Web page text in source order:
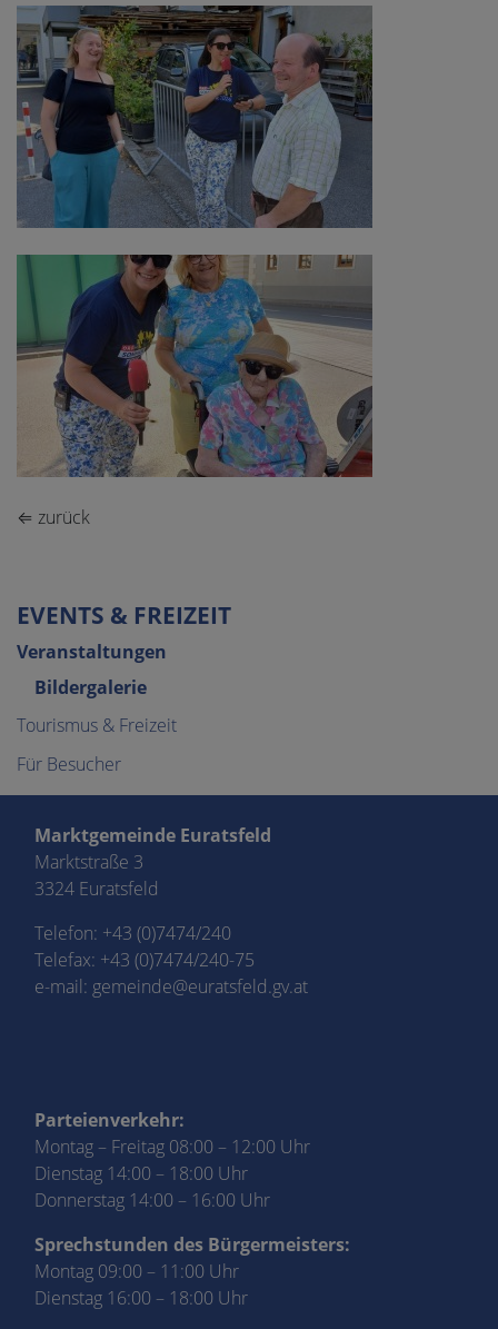
EVENTS & FREIZEIT
Veranstaltungen
Bildergalerie
Tourismus & Freizeit
Für Besucher
⇐ zurück
Marktgemeinde Euratsfeld
Marktstraße 3
3324 Euratsfeld
Telefon: +43 (0)7474/240
Telefax: +43 (0)7474/240-75
e-mail: gemeinde@euratsfeld.gv.at
Parteienverkehr:
Montag – Freitag 08:00 – 12:00 Uhr
Dienstag 14:00 – 18:00 Uhr
Donnerstag 14:00 – 16:00 Uhr
Sprechstunden des Bürgermeisters:
Montag 09:00 – 11:00 Uhr
Dienstag 16:00 – 18:00 Uhr